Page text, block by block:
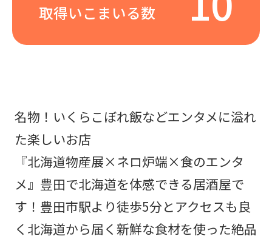
取得いこまいる数
名物！いくらこぼれ飯などエンタメに溢れ
た楽しいお店
『北海道物産展×ネロ炉端×食のエンタ
メ』豊田で北海道を体感できる居酒屋で
す！豊田市駅より徒歩5分とアクセスも良
く北海道から届く新鮮な食材を使った絶品